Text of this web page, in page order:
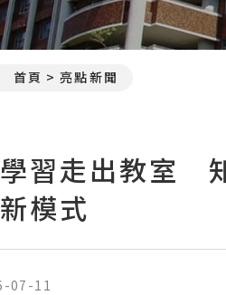
首頁 亮點新聞
學習走出教室
模式
07-11